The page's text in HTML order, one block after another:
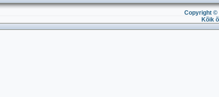
Copyright ©
Kõik